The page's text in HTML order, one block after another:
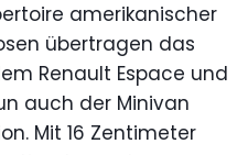
amerikanischer
übertragen das
Renault Espace und
auch der Minivan
Mit 16 Zentimeter